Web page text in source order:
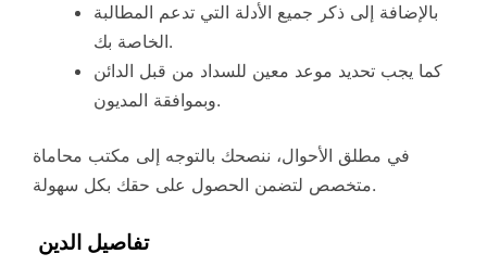
بالإضافة إلى ذكر جميع الأدلة التي تدعم المطالبة
الخاصة بك.
كما يجب تحديد موعد معين للسداد من قبل الدائن
وبموافقة المديون.
في مطلق الأحوال، ننصحك بالتوجه إلى مكتب محاماة
متخصص لتضمن الحصول على حقك بكل سهولة.
تفاصيل الدين